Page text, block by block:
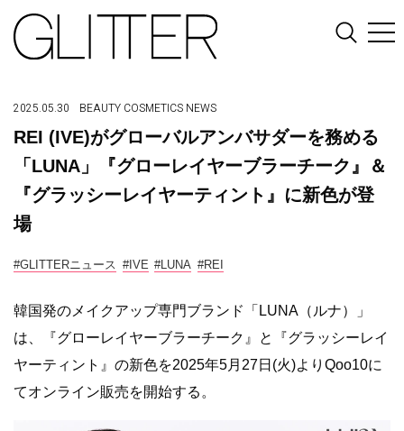
2025.05.30 BEAUTY COSMETICS NEWS
REI (IVE)がグローバルアンバサダーを務める
「LUNA」『グローレイヤーブラーチーク』＆
『グラッシーレイヤーティント』に新色が登
場
#GLITTERニュース #IVE #LUNA #REI
韓国発のメイクアップ専門ブランド「LUNA（ルナ）」
は、『グローレイヤーブラーチーク』と『グラッシーレイ
ヤーティント』の新色を2025年5月27日(火)よりQoo10に
てオンライン販売を開始する。